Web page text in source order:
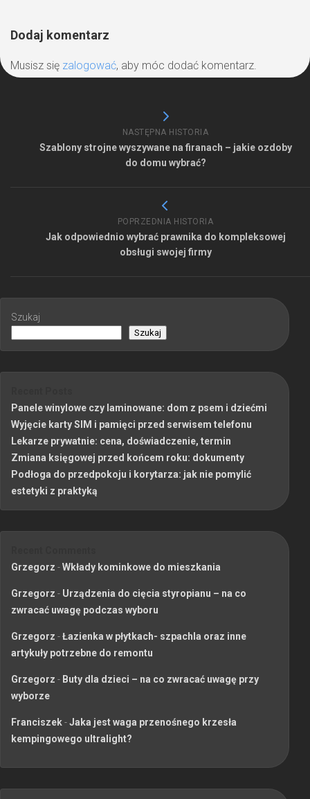
Dodaj komentarz
Musisz się zalogować, aby móc dodać komentarz.
NASTĘPNA HISTORIA
Szablony strojne wyszywane na firanach – jakie ozdoby
do domu wybrać?
POPRZEDNIA HISTORIA
Jak odpowiednio wybrać prawnika do kompleksowej
obsługi swojej firmy
Szukaj
Szukaj
Panele winylowe czy laminowane: dom z psem i dziećmi
Wyjęcie karty SIM i pamięci przed serwisem telefonu
Lekarze prywatnie: cena, doświadczenie, termin
Zmiana księgowej przed końcem roku: dokumenty
Podłoga do przedpokoju i korytarza: jak nie pomylić
estetyki z praktyką
Grzegorz -Wkłady kominkowe do mieszkania
Grzegorz - Urządzenia do cięcia styropianu – na co
zwracać uwagę podczas wyboru
Grzegorz -Łazienka w płytkach- szpachla oraz inne
artykuły potrzebne do remontu
Grzegorz - Buty dla dzieci – na co zwracać uwagę przy
wyborze
Franciszek-Jaka jest waga przenośnego krzesła
kempingowego ultralight?